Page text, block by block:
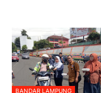
BANDAR LAMPUNG